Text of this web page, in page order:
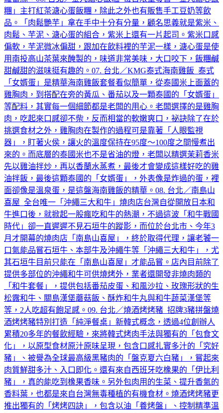
糰」主打紅茶溏心蛋飯糰，除此之外也有販售手工豆奶等飲
品。「肉鬆艷芋」拿在手中十分有分量，顧名思義就是紫米、
肉鬆、芋泥、溏心蛋的組合，紫米上還有一片起司。紫米口感
偏軟，芋泥微冰偏甜，跟加在飲料裡的芋泥一樣，溏心蛋是使
用南投高山茶葉來醃製的，味道非常美味，大口咬下，飯糰鹹
甜鹹甜的滋味挺有趣的。07. 台北／KMG泰式海南雞飯 泰式
「女婿蛋」是精華海南雞飯套餐看似簡單，從泰國米上面蓋的
雞胸肉，到搭配在旁的黃瓜、番茄以及一顆泰國的「女婿蛋」
等配料，其實每一個細節都是老闆的用心。老闆選擇的是雞胸
肉，吃起來口感卻不柴，反而相當的軟嫩爽口，祕訣除了在於
挑選食材之外，雞胸肉在製作的過程可是靠著「人眼監視
器」，盯著火侯，讓火的溫度保持在95度～100度之間慢煮出
來的。而底層的泰國米也不是省油的燈，老闆以精選茉莉香米
先以雞油拌炒，再以香蘭水蒸煮，最後才會變成這樣好吃的雞
油拌飯，最後這顆泰國的「女婿蛋」，外表像是炸過的蛋，裡
面卻像是溫泉蛋，是這盤海南雞飯的精華。08. 台北／南島山
喜屋 全台唯一「沖繩三大和牛」燒肉店台灣自從開放日本和
牛進口後，就掀起一股瘋吃和牛的熱潮，不過這波「和牛戰國
時代」卻一直遲遲不見石垣牛的蹤影，而位於台北市、今年3
月才開幕的燒肉店「南島山喜屋」，終於取得代理，讓老饕一
口氣能品嘗石垣牛、本部牛及沖繩牛等「沖繩三大和牛」，尤
其石垣牛目前只能在「南島山喜屋」才能品嘗。店內目前除了
提供多部位的沖繩和牛可供燒烤外，業者還開發非燒肉類的
「和牛套餐」，提供包括番茄皮蛋、和風沙拉、玫瑰形狀的生
松露和牛、關島漢堡蘑菇飯、酥炸和牛丸與和牛蔬菜漢堡等
等，2人吃超有飽足感。09. 台北／燒酒烤烤豬 招牌3豬拼盤燒
酒烤烤豬特別打造「純淨餐桌」新韓式概念，透過4位創辦人
累積20多年的餐飲經驗，來將韓式烤肉手法與獨有的「包食文
化」，以原型食材原汁原味呈現，包含口感扎實多汁的「究好
豬」、被譽為全球最高級黑豬肉的「盤克夏六白豬」，嘗起來
肉質鮮甜多汁、入口即化。還有來自西班牙吃橡果的「伊比利
豬」，真的能吃到橡果香味。另外包肉用的生菜、提升香氣的
香料葉，也都是來自台灣無毒種植的有機食材。燒酒烤烤豬更
推出獨有的「烤烤四訣」，包含以油「養烤盤」、控制精準溫